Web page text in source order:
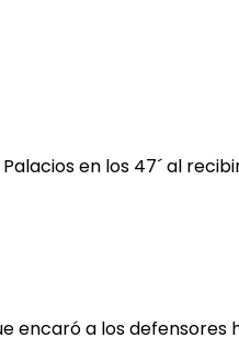
en los 47´ al
encaró a los defensores